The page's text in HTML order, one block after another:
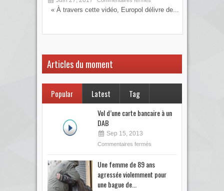
« À travers cette vidéo, Europol délivre de...
Articles du moment
Popular Latest Tag
Vol d’une carte bancaire à un
DAB
Sep 15, 2013
Commentaires fermés
Une femme de 89 ans
agressée violemment pour
une bague de...